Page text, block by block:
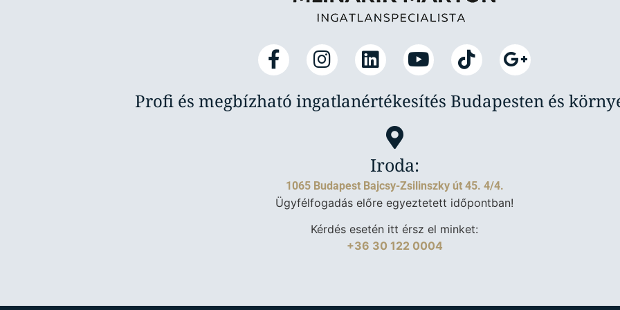
Profi és megbízható ingatlanértékesítés Budapesten és
Iroda:
1065 Budapest Bajcsy-Zsilinszky út 45. 4/4.
Ügyfélfogadás előre egyeztetett időpontban!
Kérdés esetén itt érsz el minket:
+36 30 122 0004